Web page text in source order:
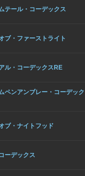
テール・コーデックス
ブ・ファーストライト
ル・コーデックスRE
ペンアンブレー・コーデック
ブ・ナイトフッド
ーデックス